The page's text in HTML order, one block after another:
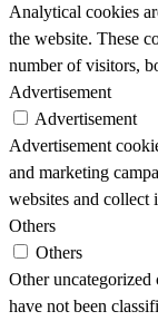
Analytical cookies
the website. These
number of visitors,
Advertisement
Advertisement
Advertisement
and marketing
websites and collect
Others
Others
Other uncategorized
have not been